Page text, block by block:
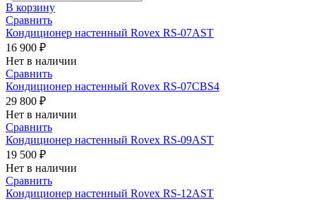
В корзину
Сравнить
Кондиционер настенный Rovex RS-07AST
16 900 ₽
Нет в наличии
Сравнить
Кондиционер настенный Rovex RS-07CBS4
29 800 ₽
Нет в наличии
Сравнить
Кондиционер настенный Rovex RS-09AST
19 500 ₽
Нет в наличии
Сравнить
Кондиционер настенный Rovex RS-12AST